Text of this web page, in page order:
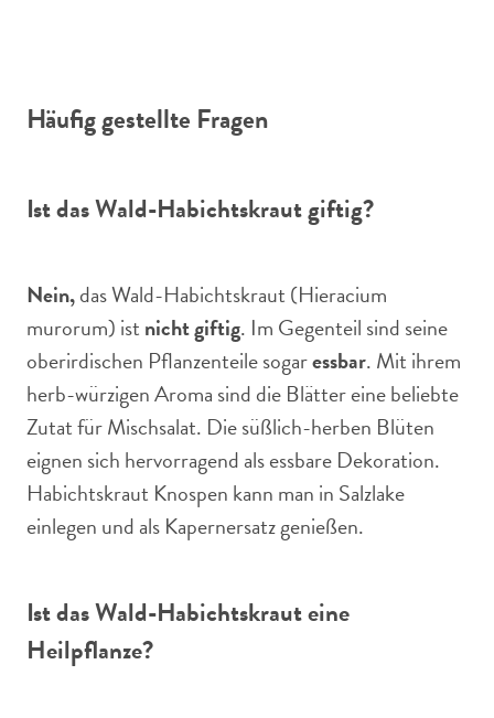
Häufig gestellte Fragen
Ist das Wald-Habichtskraut giftig?
Nein,das Wald-Habichtskraut (Hieracium
murorum) ist nicht giftig. Im Gegenteil sind seine
oberirdischen Pflanzenteile sogaressbar. Mit ihrem
herb-würzigen Aroma sind die Blätter eine beliebte
Zutat für Mischsalat. Die süßlich-herben Blüten
eignen sich hervorragend als essbare Dekoration.
Habichtskraut Knospen kann man in Salzlake
einlegen und als Kapernersatz genießen.
Ist das Wald-Habichtskraut eine
Heilpflanze?